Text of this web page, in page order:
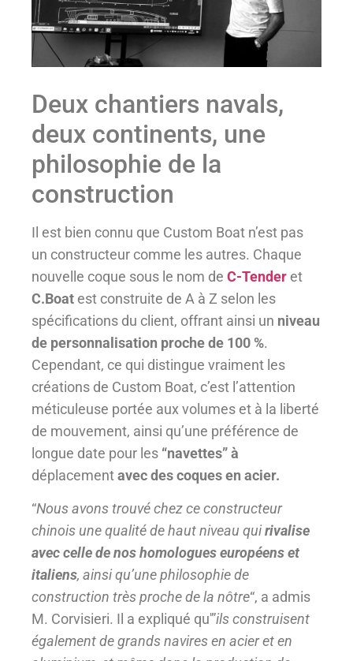
Deux chantiers navals,
deux continents, une
philosophie de la
construction
Il est bien connu que Custom Boat n’est pas
un constructeur comme les autres. Chaque
nouvelle coque sous le nom de C-Tender et
C.Boat est construite de A à Z selon les
spécifications du client, offrant ainsi un niveau
de personnalisation proche de 100 %.
Cependant, ce qui distingue vraiment les
créations de Custom Boat, c’est l’attention
méticuleuse portée aux volumes et à la liberté
de mouvement, ainsi qu’une préférence de
longue date pour les “navettes” à
déplacementavec des coques en acier.
“Nous avons trouvé chez ce constructeur
chinois une qualité de haut niveau quirivalise
avec celle de nos homologues européens et
italiens, ainsi qu’une philosophie de
construction très proche de la nôtre“, a admis
M. Corvisieri. Il a expliqué qu'”ils construisent
également de grands navires en acier et en